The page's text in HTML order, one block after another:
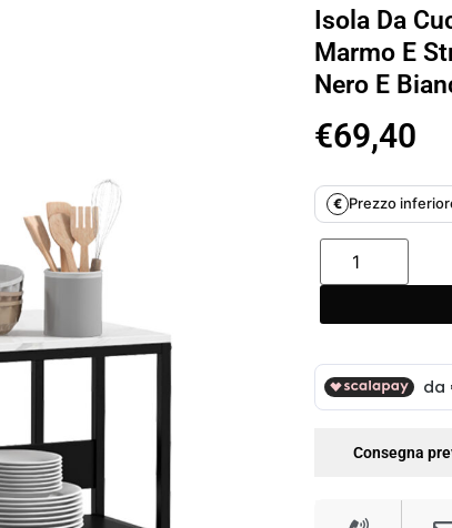
Isola Da
Marmo E
Nero E
€69,40
€ Prezzo
Consegna